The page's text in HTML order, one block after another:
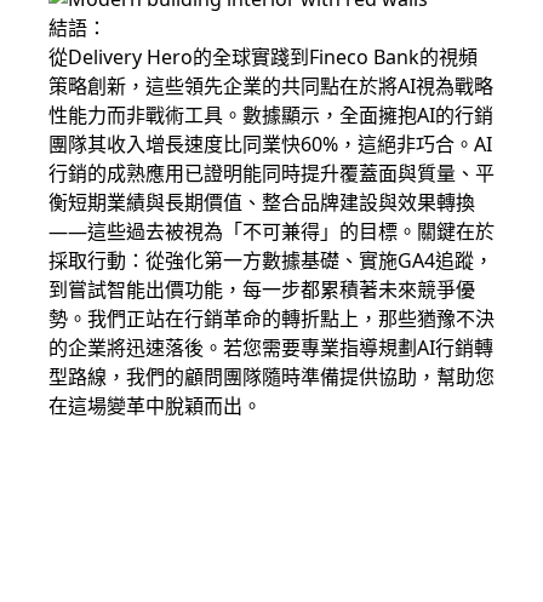
結語：
從Delivery Hero的全球實踐到Fineco Bank的視頻
策略創新，這些領先企業的共同點在於將AI視為戰略
性能力而非戰術工具。數據顯示，全面擁抱AI的行銷
團隊其收入增長速度比同業快60%，這絕非巧合。AI
行銷的成熟應用已證明能同時提升覆蓋面與質量、平
衡短期業績與長期價值、整合品牌建設與效果轉換
——這些過去被視為「不可兼得」的目標。關鍵在於
採取行動：從強化第一方數據基礎、實施GA4追蹤，
到嘗試智能出價功能，每一步都累積著未來競爭優
勢。我們正站在行銷革命的轉折點上，那些猶豫不決
的企業將迅速落後。若您需要專業指導規劃AI行銷轉
型路線，我們的顧問團隊隨時準備提供協助，幫助您
在這場變革中脫穎而出。